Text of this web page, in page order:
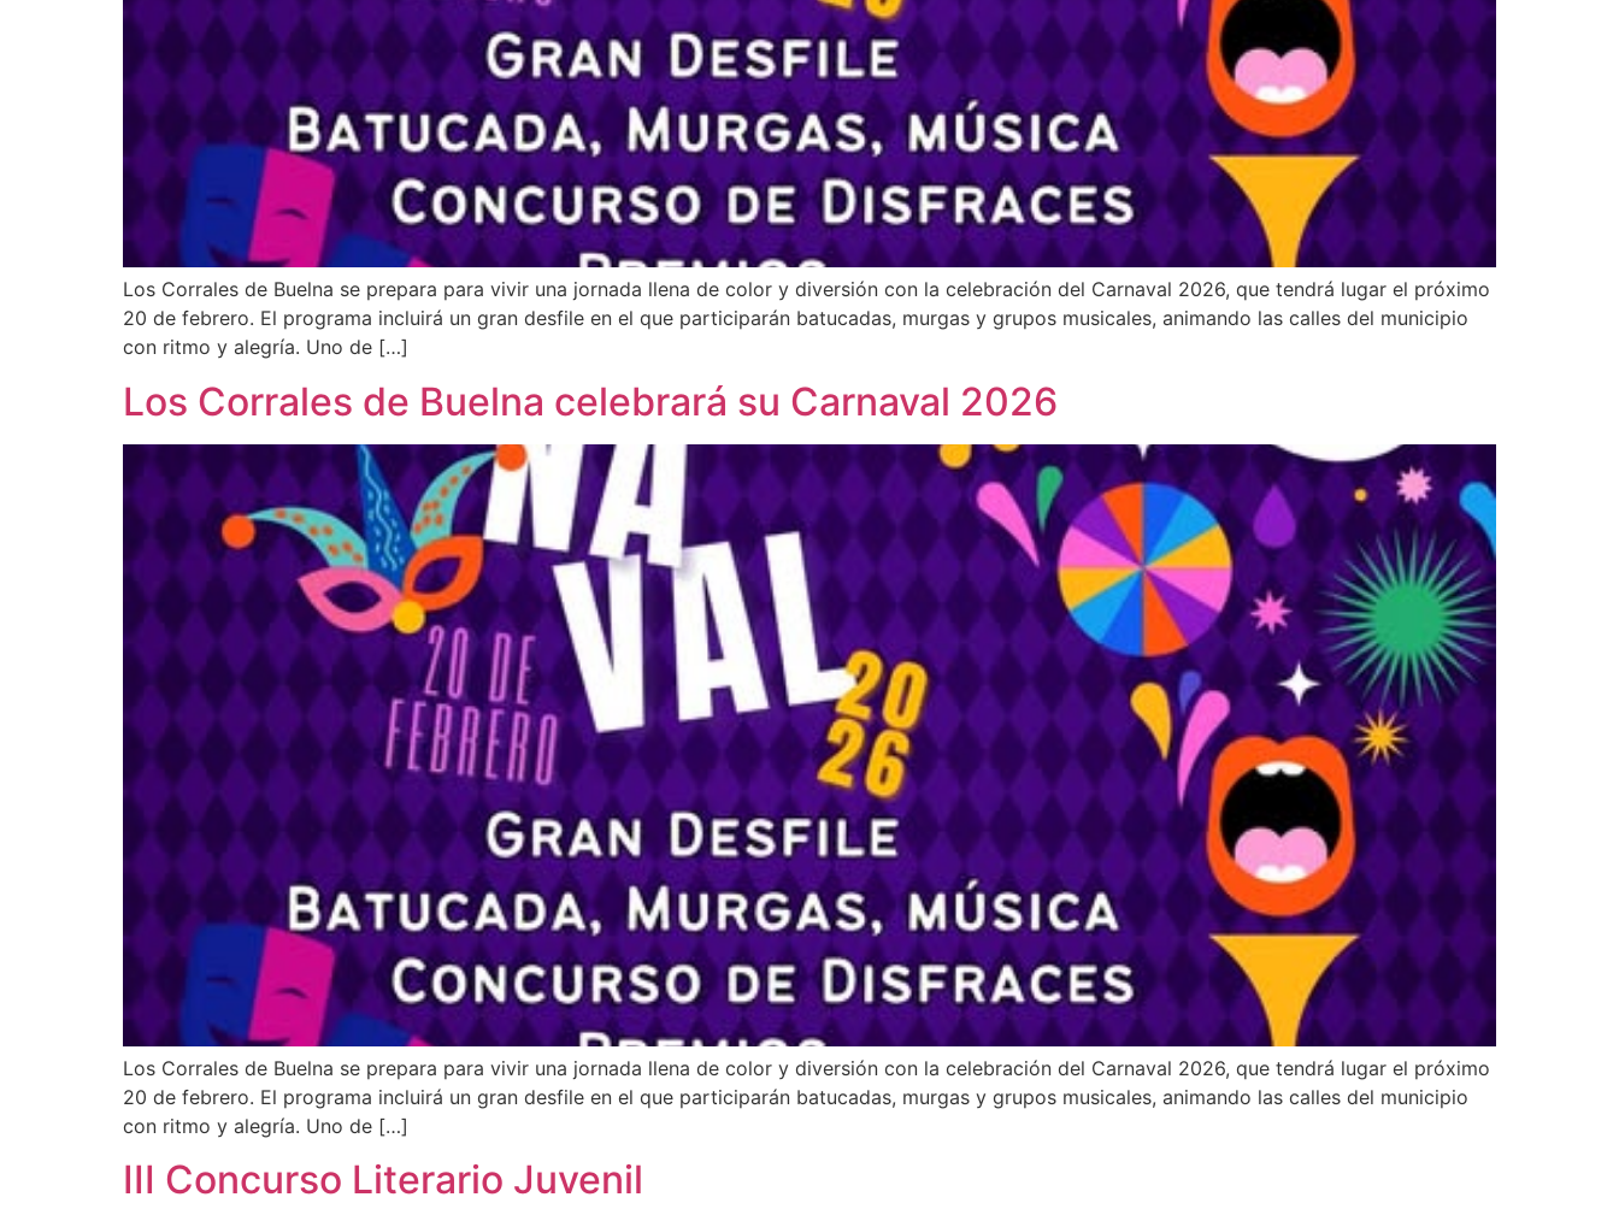
Los Corrales de Buelna se prepara para vivir una jornada llena de color y diversión con la celebración del Carnaval 2026, que tendrá lugar el próximo
20 de febrero. El programa incluirá un gran desfile en el que participarán batucadas, murgas y grupos musicales, animando las calles del municipio
con ritmo y alegría. Uno de […]
Los Corrales de Buelna celebrará su Carnaval 2026
Los Corrales de Buelna se prepara para vivir una jornada llena de color y diversión con la celebración del Carnaval 2026, que tendrá lugar el próximo
20 de febrero. El programa incluirá un gran desfile en el que participarán batucadas, murgas y grupos musicales, animando las calles del municipio
con ritmo y alegría. Uno de […]
III Concurso Literario Juvenil